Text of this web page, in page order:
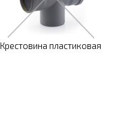
Крестовина пластиковая